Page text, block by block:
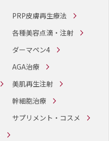
PRP皮膚再生療法
各種美容点滴・注射
ダーマペン4
AGA治療
美肌再生注射
幹細胞治療
サプリメント・コスメ